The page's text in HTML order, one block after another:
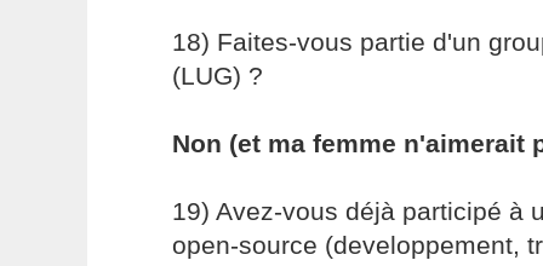
18) Faites-vous partie d'un
(LUG) ?
Non (et ma femme n'aimerait
19) Avez-vous déjà participé à
open-source (developpement,